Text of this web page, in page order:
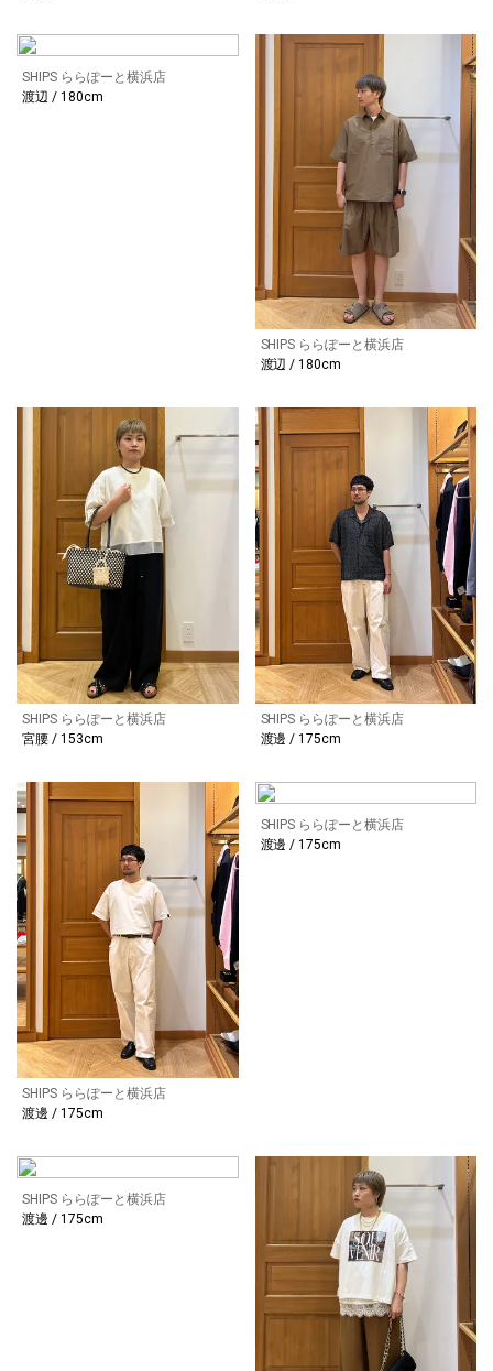
SHIPS ららぽーと横浜店
渡辺 / 180cm
SHIPS ららぽーと横浜店
渡辺 / 180cm
SHIPS ららぽーと横浜店
宮腰 / 153cm
SHIPS ららぽーと横浜店
渡邊 / 175cm
SHIPS ららぽーと横浜店
渡邊 / 175cm
SHIPS ららぽーと横浜店
渡邊 / 175cm
SHIPS ららぽーと横浜店
渡邊 / 175cm